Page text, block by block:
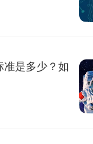
准是多少？如